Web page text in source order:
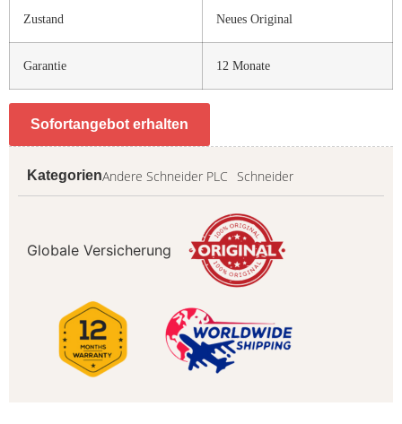
Zustand Neues Original
Garantie 12 Monate
Sofortangebot erhalten
KategorienAndere Schneider PLC Schneider
Globale Versicherung